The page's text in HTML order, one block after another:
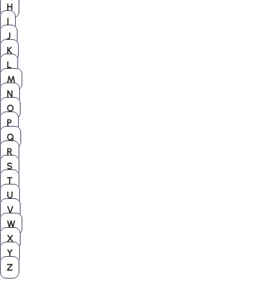
H
I
J
K
L
M
N
O
P
Q
R
S
T
U
V
W
X
Y
Z